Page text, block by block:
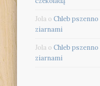
Jola oChleb
ziarnami
Jola oChleb
ziarnami